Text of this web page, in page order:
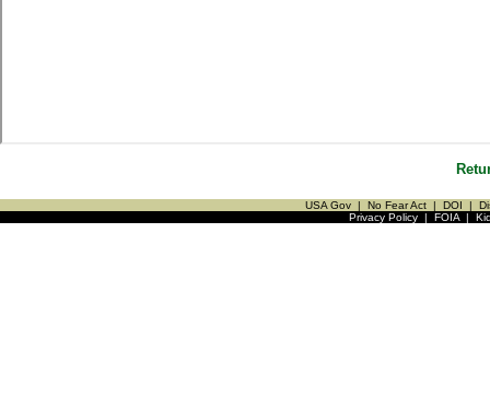
USA Gov | No Fear Act | DOI |
Privacy Policy| FOIA|